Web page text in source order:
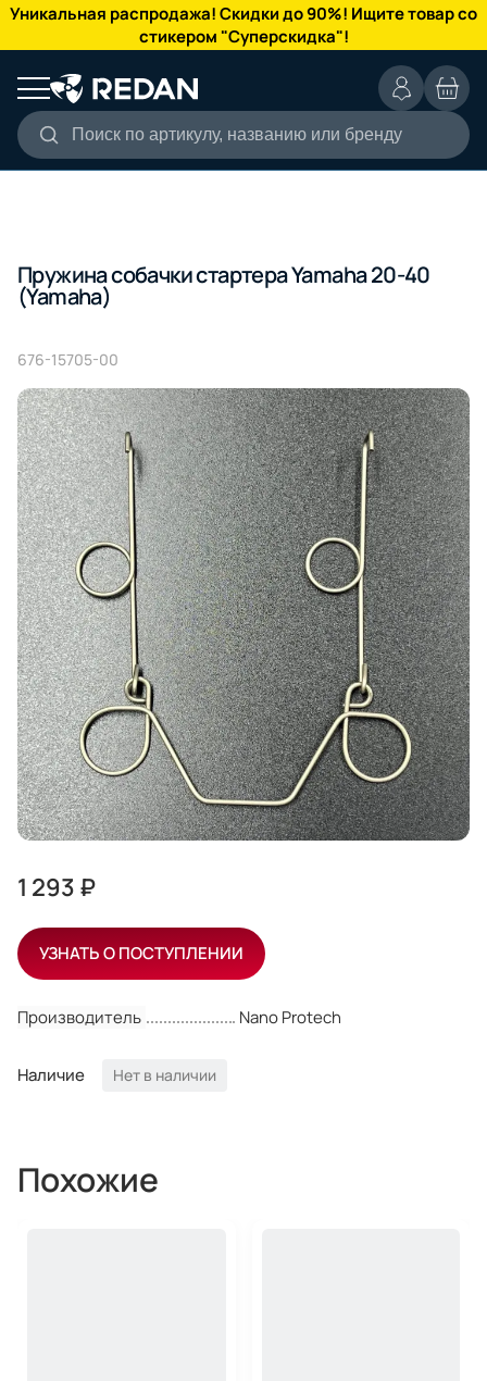
Уникальная распродажа! Скидки до 90%! Ищите товар со
стикером "Суперскидка"!
Поиск по артикулу, названию или бренду
КАТАЛОГ
Пружина собачки стартера Yamaha 20-40
(Yamaha)
676-15705-00
Производитель Nano Protech
Наличие Нет в наличии
1 293 ₽
УЗНАТЬ О ПОСТУПЛЕНИИ
Похожие